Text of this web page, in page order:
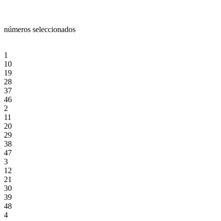
números seleccionados
1
10
19
28
37
46
2
11
20
29
38
47
3
12
21
30
39
48
4